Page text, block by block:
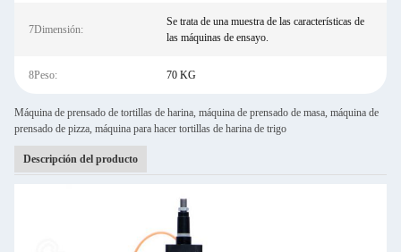
7Dimensión:
Se trata de una muestra de las características de
las máquinas de ensayo.
8Peso: 70 KG
Máquina de prensado de tortillas de harina, máquina de prensado de masa, máquina de
prensado de pizza, máquina para hacer tortillas de harina de trigo
Descripción del producto